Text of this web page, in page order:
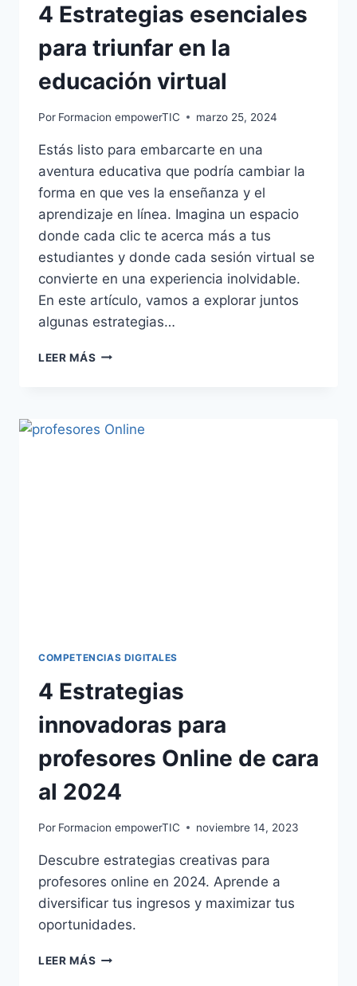
4 Estrategias esenciales
para triunfar en la
educación virtual
Por Formacion empowerTIC marzo 25, 2024
Estás listo para embarcarte en una
aventura educativa que podría cambiar la
forma en que ves la enseñanza y el
aprendizaje en línea. Imagina un espacio
donde cada clic te acerca más a tus
estudiantes y donde cada sesión virtual se
convierte en una experiencia inolvidable.
En este artículo, vamos a explorar juntos
algunas estrategias…
LEER MÁS
COMPETENCIAS DIGITALES
4 Estrategias
innovadoras para
profesores Online de cara
al 2024
Por Formacion empowerTIC noviembre 14, 2023
Descubre estrategias creativas para
profesores online en 2024. Aprende a
diversificar tus ingresos y maximizar tus
oportunidades.
LEER MÁS